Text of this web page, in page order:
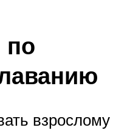
по
взрослому